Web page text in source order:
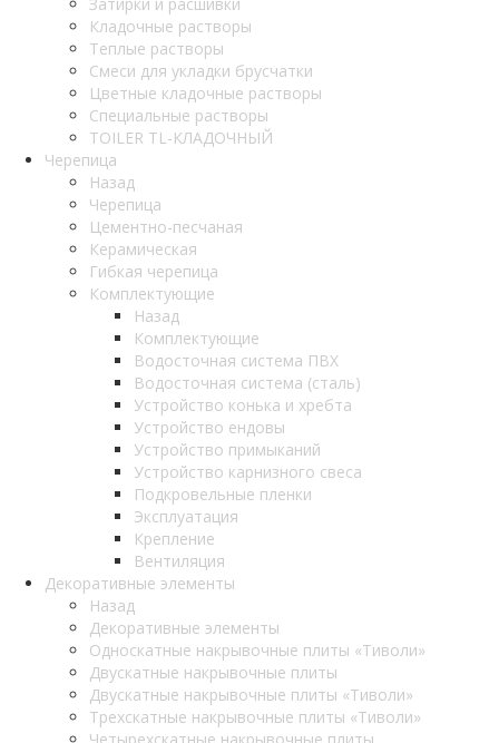
Кладочные растворы
Теплые растворы
Смеси для укладки брусчатки
Цветные кладочные растворы
Специальные растворы
TOILER TL-КЛАДОЧНЫЙ
Черепица
Назад
Черепица
Цементно-песчаная
Керамическая
Гибкая черепица
Комплектующие
Назад
Комплектующие
Водосточная система ПВХ
Водосточная система (сталь)
Устройство конька и хребта
Устройство ендовы
Устройство примыканий
Устройство карнизного свеса
Подкровельные пленки
Эксплуатация
Крепление
Вентиляция
Декоративные элементы
Назад
Декоративные элементы
Односкатные накрывочные плиты «Тиволи»
Двускатные накрывочные плиты
Двускатные накрывочные плиты «Тиволи»
Трехскатные накрывочные плиты «Тиволи»